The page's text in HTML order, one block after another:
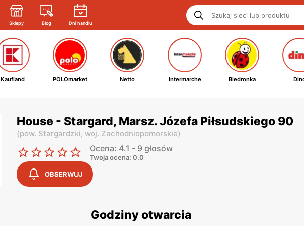
Sklepy Blog Dni handlu
Kaufland POLOmarket Netto Intermarche Biedronka
House - Stargard, Marsz. Józefa Piłsudskiego 90
(pow. Stargardzki, woj. Zachodniopomorskie)
Ocena: 4.1 - 9 głosów
Twoja ocena: 0.0
OBSERWUJ
Godziny otwarcia